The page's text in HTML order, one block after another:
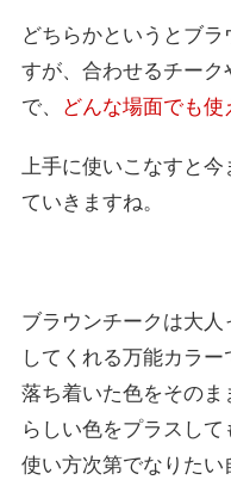
どちらかというとブ
すが、合わせるチー
で、 どんな場面でも
上手に使いこなすと
ていきますね。
ブラウンチークは大人
してくれる万能カラー
落ち着いた色をその
らしい色をプラスして
使い方次第でなりた